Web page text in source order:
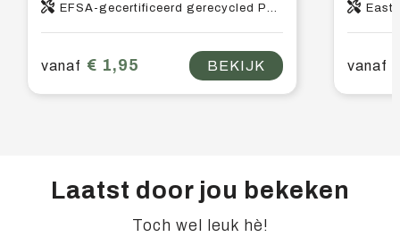
EFSA-gecertificeerd gerecycled PET-kunststof, PP-kunststof
vanaf € 1,95 BEKIJK vanaf
Laatst door jou bekeken
Toch wel leuk hè!